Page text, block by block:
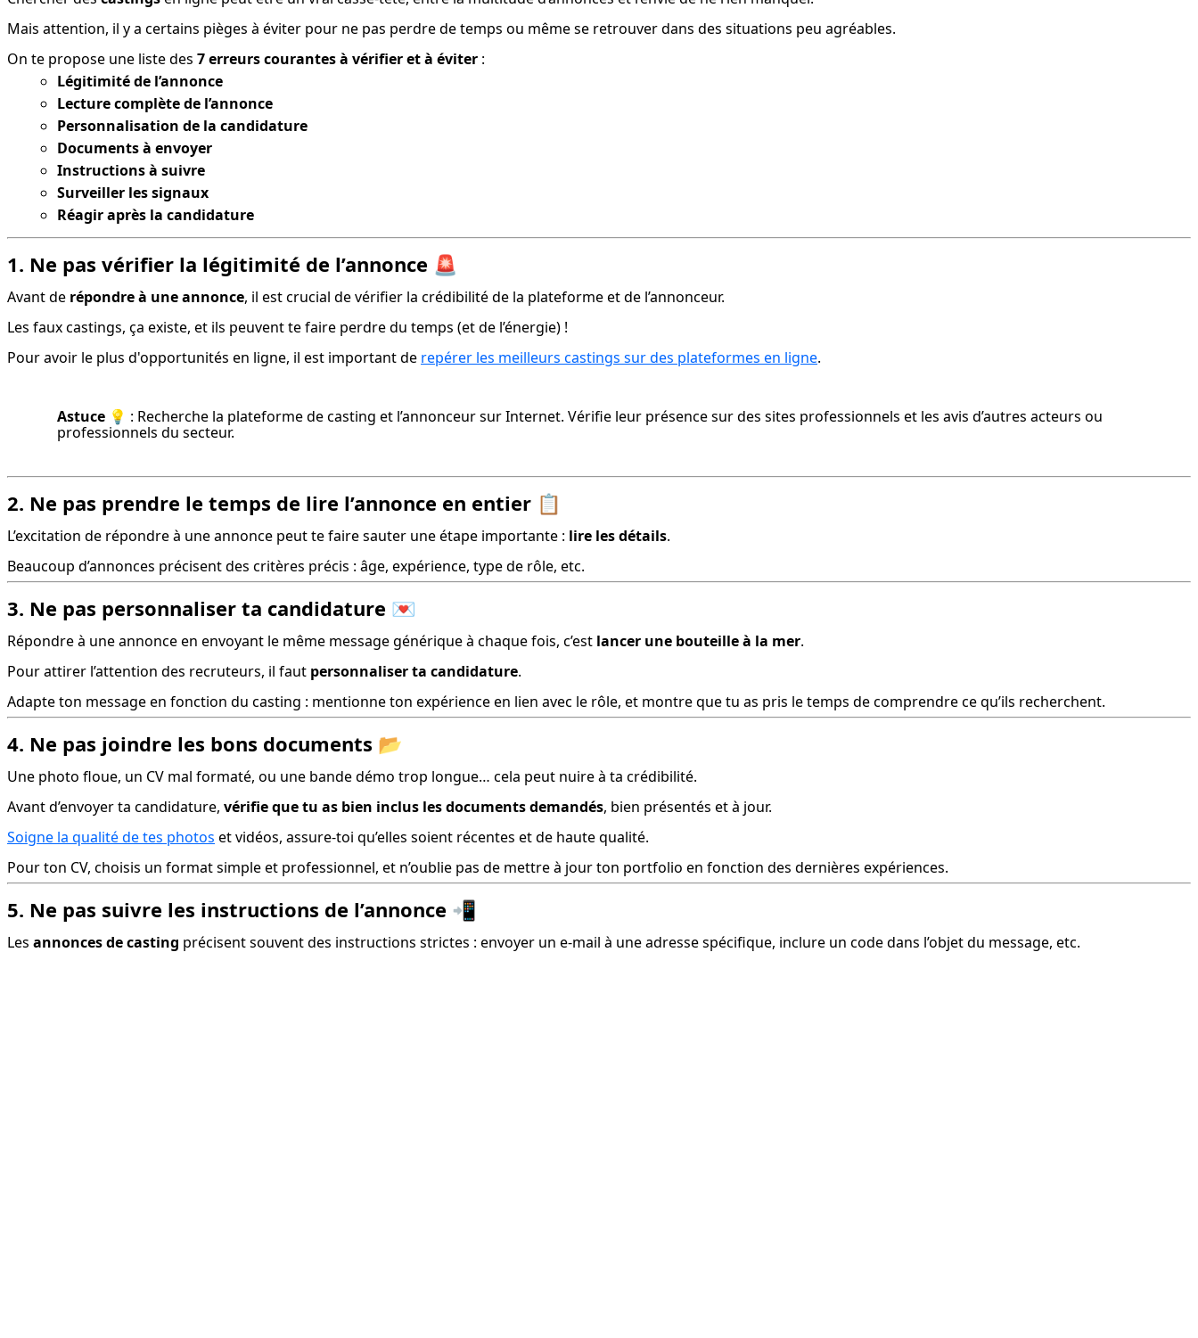
Mais attention, il y a certains pièges à éviter pour ne pas perdre de temps ou même se retrouver dans des situations peu agréables.
On te propose une liste des 7 erreurs courantes à vérifier et à éviter :
Légitimité de l’annonce
Lecture complète de l’annonce
Personnalisation de la candidature
Documents à envoyer
Instructions à suivre
Surveiller les signaux
Réagir après la candidature
1. Ne pas vérifier la légitimité de l’annonce 🚨
Avant de répondre à une annonce, il est crucial de vérifier la crédibilité de la plateforme et de l’annonceur.
Les faux castings, ça existe, et ils peuvent te faire perdre du temps (et de l’énergie) !
Pour avoir le plus d'opportunités en ligne, il est important de repérer les meilleurs castings sur des plateformes en ligne.
Astuce 💡 : Recherche la plateforme de casting et l’annonceur sur Internet. Vérifie leur présence sur des sites professionnels et les avis d’autres acteurs ou
professionnels du secteur.
2. Ne pas prendre le temps de lire l’annonce en entier 📋
L’excitation de répondre à une annonce peut te faire sauter une étape importante : lire les détails.
Beaucoup d’annonces précisent des critères précis : âge, expérience, type de rôle, etc.
3. Ne pas personnaliser ta candidature 💌
Répondre à une annonce en envoyant le même message générique à chaque fois, c’est lancer une bouteille à la mer.
Pour attirer l’attention des recruteurs, il faut personnaliser ta candidature.
Adapte ton message en fonction du casting : mentionne ton expérience en lien avec le rôle, et montre que tu as pris le temps de comprendre ce qu’ils recherchent.
4. Ne pas joindre les bons documents 📂
Une photo floue, un CV mal formaté, ou une bande démo trop longue… cela peut nuire à ta crédibilité.
Avant d’envoyer ta candidature, vérifie que tu as bien inclus les documents demandés, bien présentés et à jour.
Soigne la qualité de tes photos et vidéos, assure-toi qu’elles soient récentes et de haute qualité.
Pour ton CV, choisis un format simple et professionnel, et n’oublie pas de mettre à jour ton portfolio en fonction des dernières expériences.
5. Ne pas suivre les instructions de l’annonce 📲
Les annonces de casting précisent souvent des instructions strictes : envoyer un e-mail à une adresse spécifique, inclure un code dans l’objet du message, etc.